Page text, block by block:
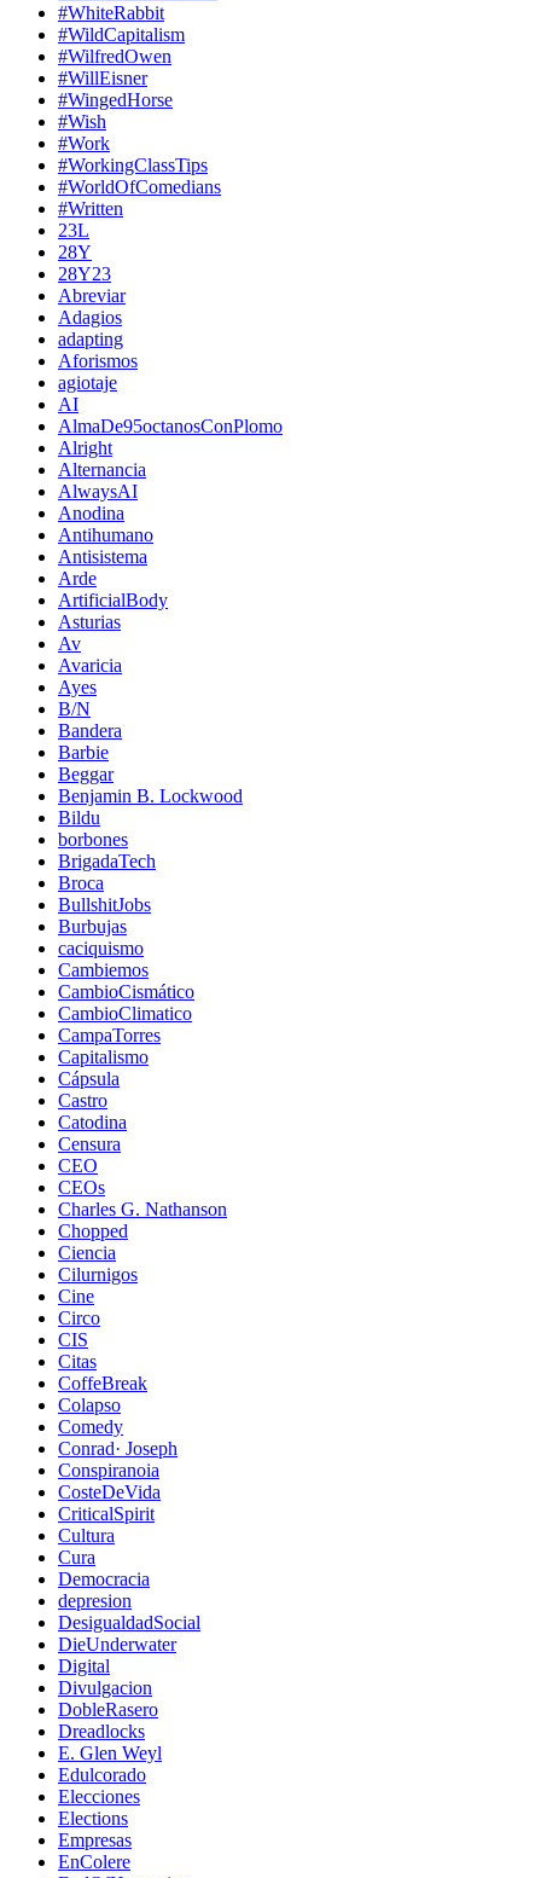
#WhiteRabbit
#WildCapitalism
#WilfredOwen
#WillEisner
#WingedHorse
#Wish
#Work
#WorkingClassTips
#WorldOfComedians
#Written
23L
28Y
28Y23
Abreviar
Adagios
adapting
Aforismos
agiotaje
AI
AlmaDe95octanosConPlomo
Alright
Alternancia
AlwaysAI
Anodina
Antihumano
Antisistema
Arde
ArtificialBody
Asturias
Av
Avaricia
Ayes
B/N
Bandera
Barbie
Beggar
Benjamin B. Lockwood
Bildu
borbones
BrigadaTech
Broca
BullshitJobs
Burbujas
caciquismo
Cambiemos
CambioCismático
CambioClimatico
CampaTorres
Capitalismo
Cápsula
Castro
Catodina
Censura
CEO
CEOs
Charles G. Nathanson
Chopped
Ciencia
Cilurnigos
Cine
Circo
CIS
Citas
CoffeBreak
Colapso
Comedy
Conrad· Joseph
Conspiranoia
CosteDeVida
CriticalSpirit
Cultura
Cura
Democracia
depresion
DesigualdadSocial
DieUnderwater
Digital
Divulgacion
DobleRasero
Dreadlocks
E. Glen Weyl
Edulcorado
Elecciones
Elections
Empresas
EnColere